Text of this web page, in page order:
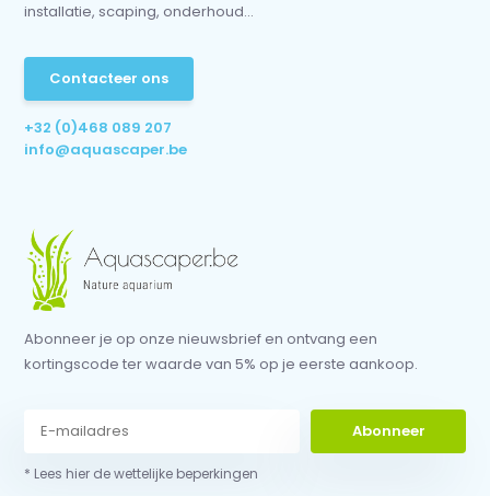
installatie, scaping, onderhoud...
Contacteer ons
+32 (0)468 089 207
info@aquascaper.be
Abonneer je op onze nieuwsbrief en ontvang een
kortingscode ter waarde van 5% op je eerste aankoop.
Abonneer
* Lees hier de wettelijke beperkingen